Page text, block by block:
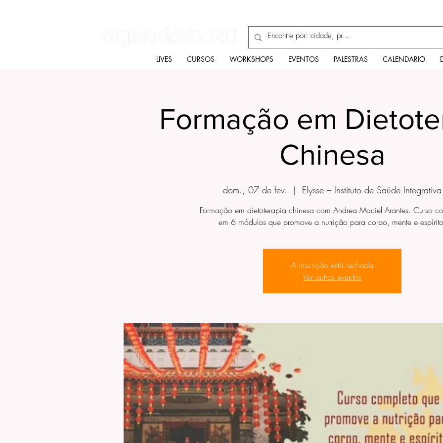
LIVES CURSOS WORKSHOPS EVENTOS PALESTRAS CALENDARIO
Formação em
Chinesa
dom., 07 de fev.
  |
Elysse – Instituto de Saúde Integrativa
Formação em dietoterapia chinesa com Andrea Maciel Arantes. Curso
em 6 módulos que promove a nutrição para corpo, mente e
A inscrição está fechada
Ver outros eventos